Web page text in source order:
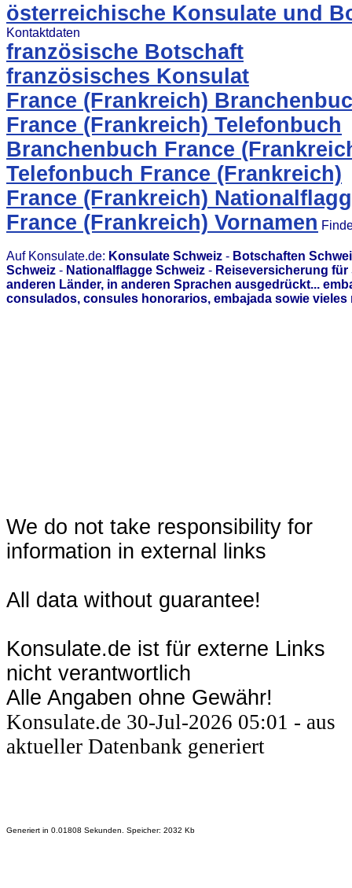
österreichische Konsulate und
Kontaktdaten
französische Botschaft
französisches Konsulat
France (Frankreich)
France (Frankreich) Telefonbuch
Branchenbuch France
Telefonbuch France (Frankreich)
France (Frankreich)
France (Frankreich) Vornamen
Auf Konsulate.de: Konsulate Schweiz - Botschaften
Schweiz - Nationalflagge Schweiz - Reiseversicherung für
anderen Länder, in anderen Sprachen ausgedrückt...
consulados, consules honorarios, embajada sowie vieles
We do not take responsibility for
information in external links
All data without guarantee!
Konsulate.de ist für externe Links
nicht verantwortlich
Alle Angaben ohne Gewähr!
Konsulate.de 30-Jul-2026 05:01 - aus
aktueller Datenbank generiert
Generiert in 0.01808 Sekunden. Speicher: 2032 Kb